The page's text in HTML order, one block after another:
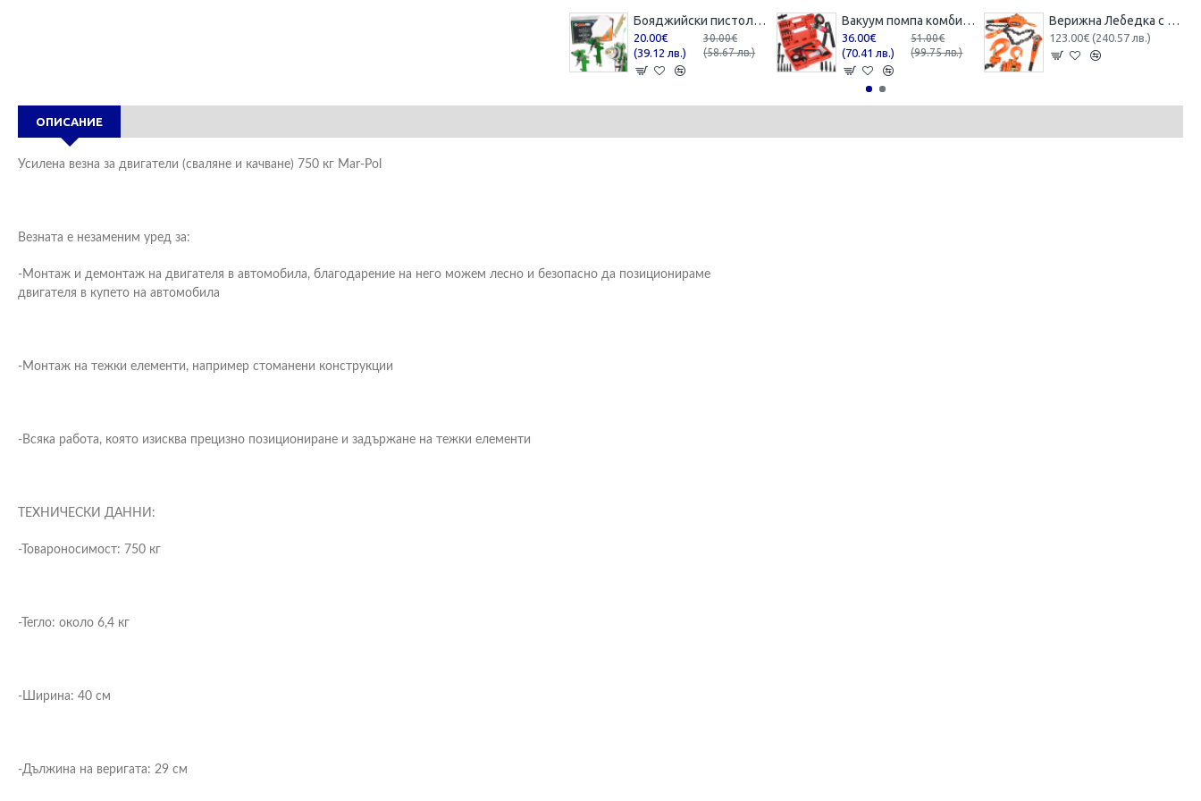
Бояджийски пистолет с горно казанче Mar-pol HVLP / 1,7 мм , M80624
20.00€
(39.12 лв.)
30.00€
(58.67 лв.)
Вакуум помпа комбинирана ( вакуум и налягане ) Mar-Pol , M57698
36.00€
(70.41 лв.)
51.00€
(99.75 лв.)
Верижна Лебедка с Тресчотка 3 тона 2 метра
123.00€ (240.57 лв.)
ОПИСАНИЕ
Усилена везна за двигатели (сваляне и качване) 750 кг Mar-Pol
Везната е незаменим уред за:
-Монтаж и демонтаж на двигателя в автомобила, благодарение на него можем лесно и безопасно да позиционираме
двигателя в купето на автомобила
-Монтаж на тежки елементи, например стоманени конструкции
-Всяка работа, която изисква прецизно позициониране и задържане на тежки елементи
ТЕХНИЧЕСКИ ДАННИ:
-Товароносимост: 750 кг
-Тегло: около 6,4 кг
-Ширина: 40 см
-Дължина на веригата: 29 см